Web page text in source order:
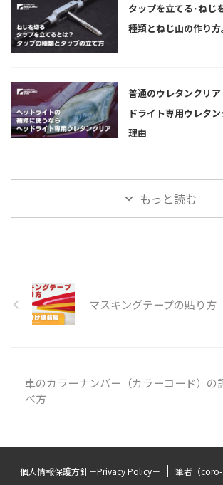
タップを立てる･ねじ
種類とねじ山の作り方。
普通のウレタンクリ
ドライト専用ウレタ
理由
もっと読む
マスキングテープの貼り方
車のカラーナンバー（カラーコード）の
べ方
個人情報保護方針－Privacy Policy－ 筆者（